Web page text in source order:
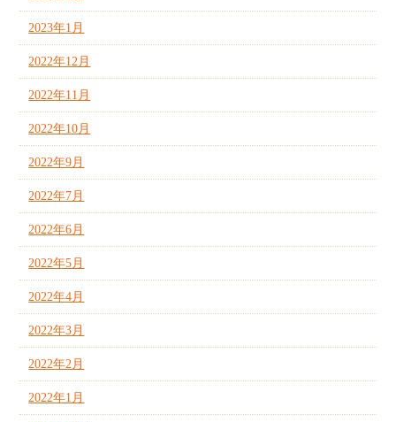
2023年1月
2022年12月
2022年11月
2022年10月
2022年9月
2022年7月
2022年6月
2022年5月
2022年4月
2022年3月
2022年2月
2022年1月